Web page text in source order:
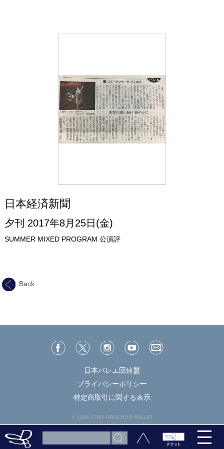
日本経済新聞
夕刊 2017年8月25日(金)
SUMMER MIXED PROGRAM 公演評
Back
日本バレエ団連盟
プライバシーポリシー
特定商取引に関する表示
© 1996 STAR DANCERS BALLET